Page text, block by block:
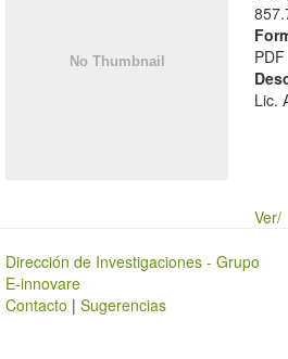
PDF
Lic.
Ver/
Dirección de Investigaciones - Grupo
E-innovare
Contacto | Sugerencias